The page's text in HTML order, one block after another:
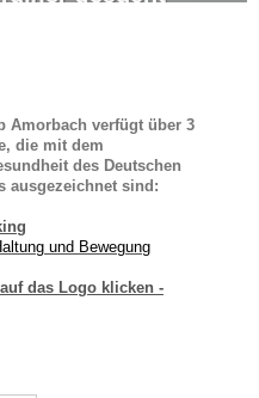
Amorbach verfügt über 3
die mit dem
des Deutschen
ausgezeichnet sind:
und Bewegung
das Logo klicken -